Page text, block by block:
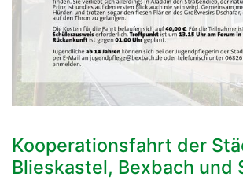
Kooperationsfahrt der
Blieskastel, Bexbach und